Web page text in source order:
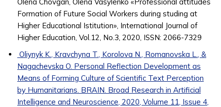
Formation of Future Social Workers during studing at
Higher Educational Istitution», International Journal of
Higher Education, Vol.12, No.3, 2020, ISSN: 2066-7329
Oliynyk K., Kravchyna T., Korolova N., Romanovska L., &
Nagachevska O. Personal Reflection Development as
Means of Forming Culture of Scientific Text Perception
by Humanitarians. BRAIN. Broad Research in Artificial
Intelligence and Neuroscience, 2020, Volume 11, Issue 4,